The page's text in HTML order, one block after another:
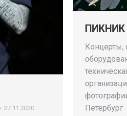
27.11.2020
ПИКНИК
Концерты,
Петербург